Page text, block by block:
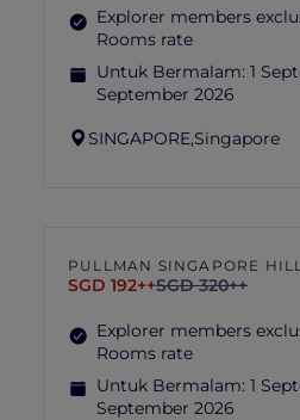
Explorer members
Rooms rate
Untuk Bermalam: 1
September 2026
SINGAPORE,Singapore
PULLMAN SINGAPORE
SGD 192++SGD 320++
Explorer members
Rooms rate
Untuk Bermalam: 1
September 2026